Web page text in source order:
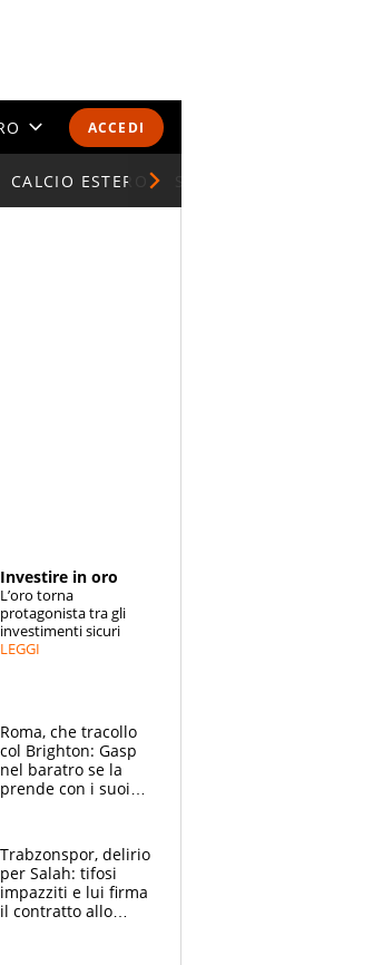
ACCEDI
E CLASSIFICHE
CALCIO ESTERO
Investire in oro
L’oro torna
protagonista tra gli
investimenti sicuri
LEGGI
Roma, che tracollo
col Brighton: Gasp
nel baratro se la
prende con i suoi
Trabzonspor, delirio
per Salah: tifosi
impazziti e lui firma
il contratto allo